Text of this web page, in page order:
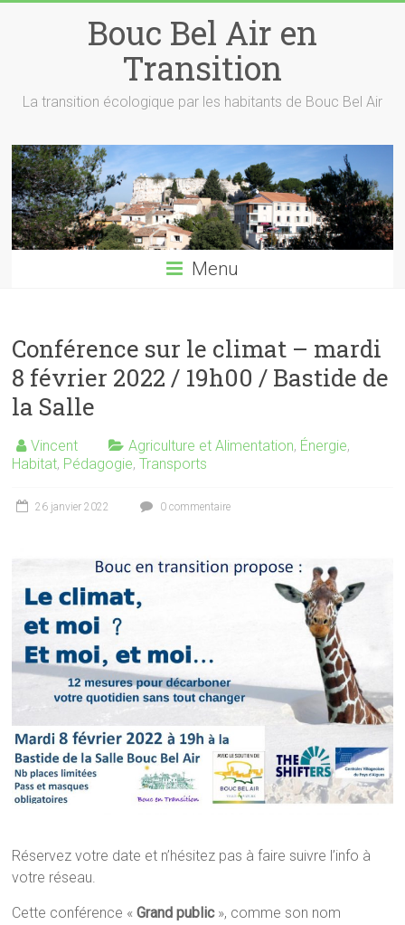
Bouc Bel Air en
Transition
La transition écologique par les habitants de Bouc Bel Air
Menu
Conférence sur le climat – mardi
8 février 2022 / 19h00 / Bastide de
la Salle
Vincent Agriculture et Alimentation, Énergie,
Habitat, Pédagogie,Transports
26 janvier 2022 0 commentaire
Réservez votre date et n’hésitez pas à faire suivre l’info à
votre réseau.
Cette conférence «Grand public», comme son nom